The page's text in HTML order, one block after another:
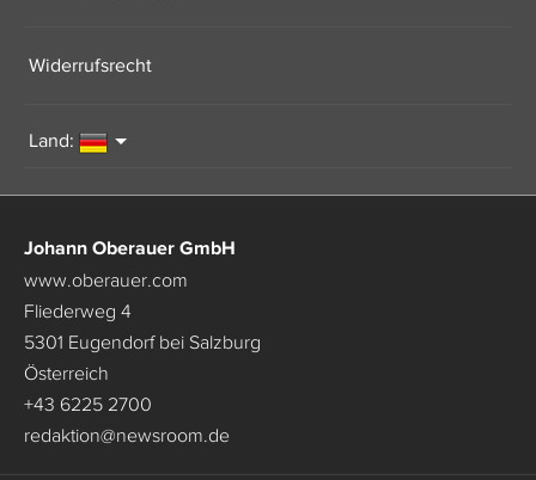
Widerrufsrecht
Land:
Johann Oberauer GmbH
www.oberauer.com
Fliederweg 4
5301 Eugendorf bei Salzburg
Österreich
+43 6225 2700
redaktion@newsroom.de